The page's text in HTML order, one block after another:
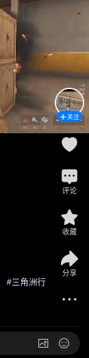
#三角洲行
关注
评论
收藏
分享